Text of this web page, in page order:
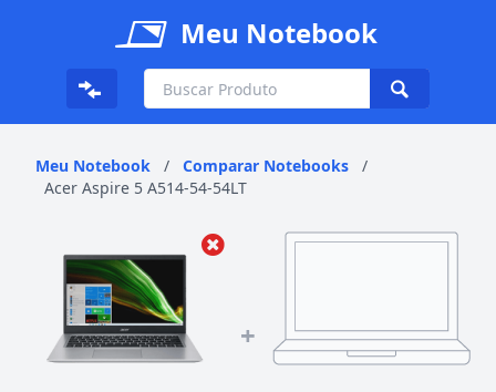
Meu Notebook
Meu Notebook / Comparar Notebooks
/
Acer Aspire 5 A514-54-54LT
+